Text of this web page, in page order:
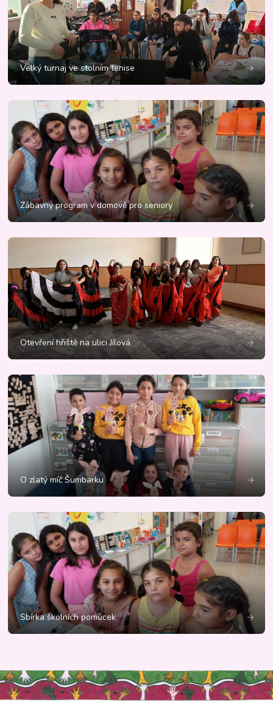
Velký turnaj ve stolním tenise
Zábavný program v domově pro seniory
Otevření hřiště na ulici Jílová
O zlatý míč Šumbarku
Sbírka školních pomůcek